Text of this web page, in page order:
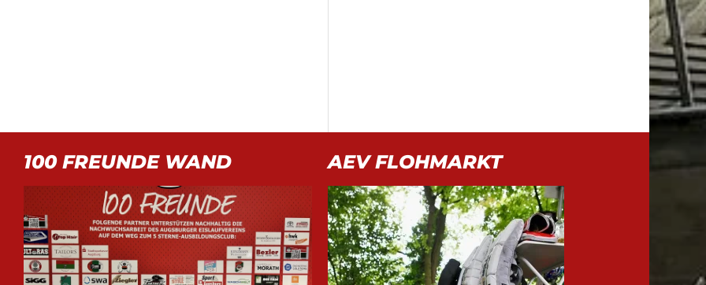
100 FREUNDE WAND AEV FLOHMARKT